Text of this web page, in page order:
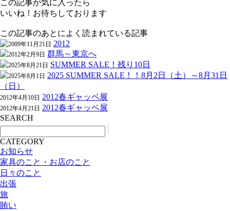
この記事が気に入ったら
いいね！お待ちしております
この記事のあとによく読まれている記事
2009年11月21日 2012
2012年2月9日 群馬～東京へ
2025年8月21日 SUMMER SALE！残り10日
2025年8月1日 2025 SUMMER SALE！！8月2日（土）～8月31日
（日）
2012年4月10日 2012春ギャッベ展
2012年4月21日 2012春ギャッベ展
SEARCH
CATEGORY
お知らせ
家具のこと・お店のこと
日々のこと
出張
旅
賄い